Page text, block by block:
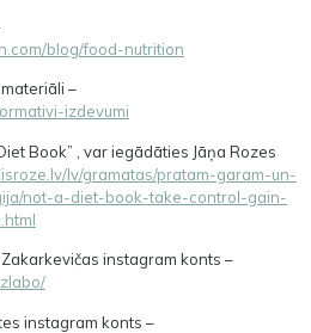
blog/food-nutrition
–
izdevumi
Book” , var iegādāties Jāņa Rozes
lv/gramatas/pratam-garam-un-
not-a-diet-book-take-control-gain-
instagram konts –
instagram konts –